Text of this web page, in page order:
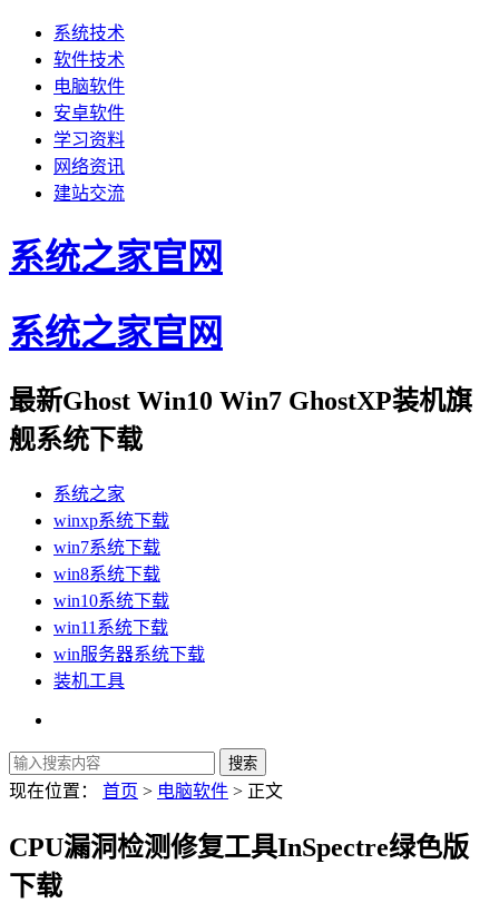
系统技术
软件技术
电脑软件
安卓软件
学习资料
网络资讯
建站交流
系统之家官网
系统之家官网
最新Ghost Win10 Win7 GhostXP装机旗
舰系统下载
系统之家
winxp系统下载
win7系统下载
win8系统下载
win10系统下载
win11系统下载
win服务器系统下载
装机工具
现在位置： 首页 > 电脑软件 > 正文
CPU漏洞检测修复工具InSpectre绿色版
下载